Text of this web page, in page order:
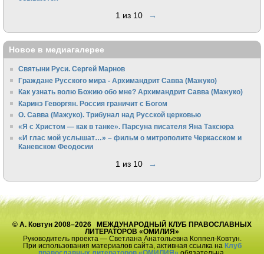
1 из 10 →
Новое в медиагалерее
Святыни Руси. Сергей Марнов
Граждане Русского мира - Архимандрит Савва (Мажуко)
Как узнать волю Божию обо мне? Архимандрит Савва (Мажуко)
Каринэ Геворгян. Россия граничит с Богом
О. Савва (Мажуко). Трибунал над Русской церковью
«Я с Христом — как в танке». Парсуна писателя Яна Таксюра
«И глас мой услышат…» – фильм о митрополите Черкасском и
Каневском Феодосии
1 из 10 →
© А. Ковтун 2008–2026 МЕЖДУНАРОДНЫЙ КЛУБ ПРАВОСЛАВНЫХ
ЛИТЕРАТОРОВ «ОМИЛИЯ»
Руководитель проекта — Светлана Анатольевна Коппел-Ковтун.
При использования материалов сайта, активная ссылка на Клуб